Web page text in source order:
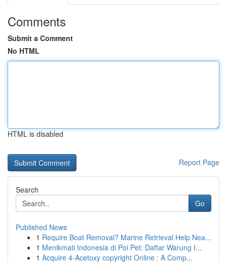
Comments
Submit a Comment
No HTML
HTML is disabled
Report Page
Search
Go
Published News
1 Require Boat Removal? Marine Retrieval Help Nea...
1 Menikmati Indonesia di Poi Pet: Daftar Warung I...
1 Acquire 4-Acetoxy copyright Online : A Comp...